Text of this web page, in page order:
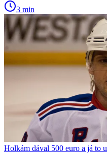
3 min
Holkám dával 500 euro a já to